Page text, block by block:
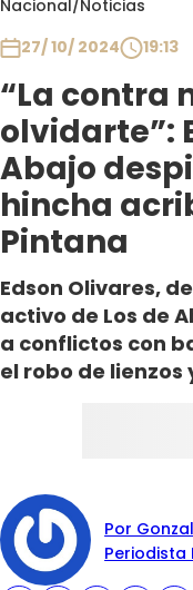
Nacional/Noticias
27/ 10/ 2024
19:13
“La contra
olvidarte”:
Abajo
hincha
Pintana
Edson Olivares,
activo de Los de
a conflictos con
el robo de lienzos
Por
Periodista
Club De La
Contigo en
Plan Perfecto
El Tiempo
Sabingo
Todos Los